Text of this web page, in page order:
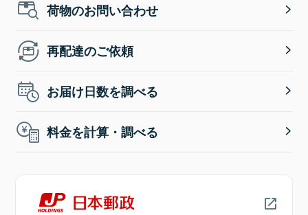
荷物のお問い合わせ
再配達のご依頼
お届け日数を調べる
料金を計算・調べる